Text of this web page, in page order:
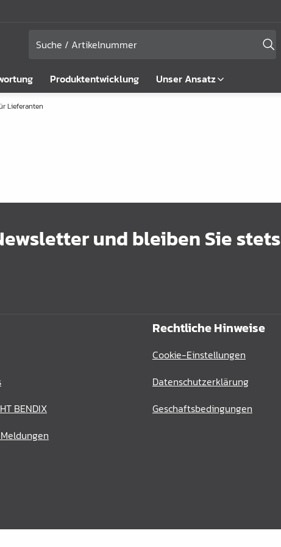
Produktentwicklung Unser Ansatz
Lieferanten
und bleiben Sie stets
BENDIX
Rechtliche Hinweise
Cookie-Einstellungen
Datenschutzerklärung
Geschaftsbedingungen